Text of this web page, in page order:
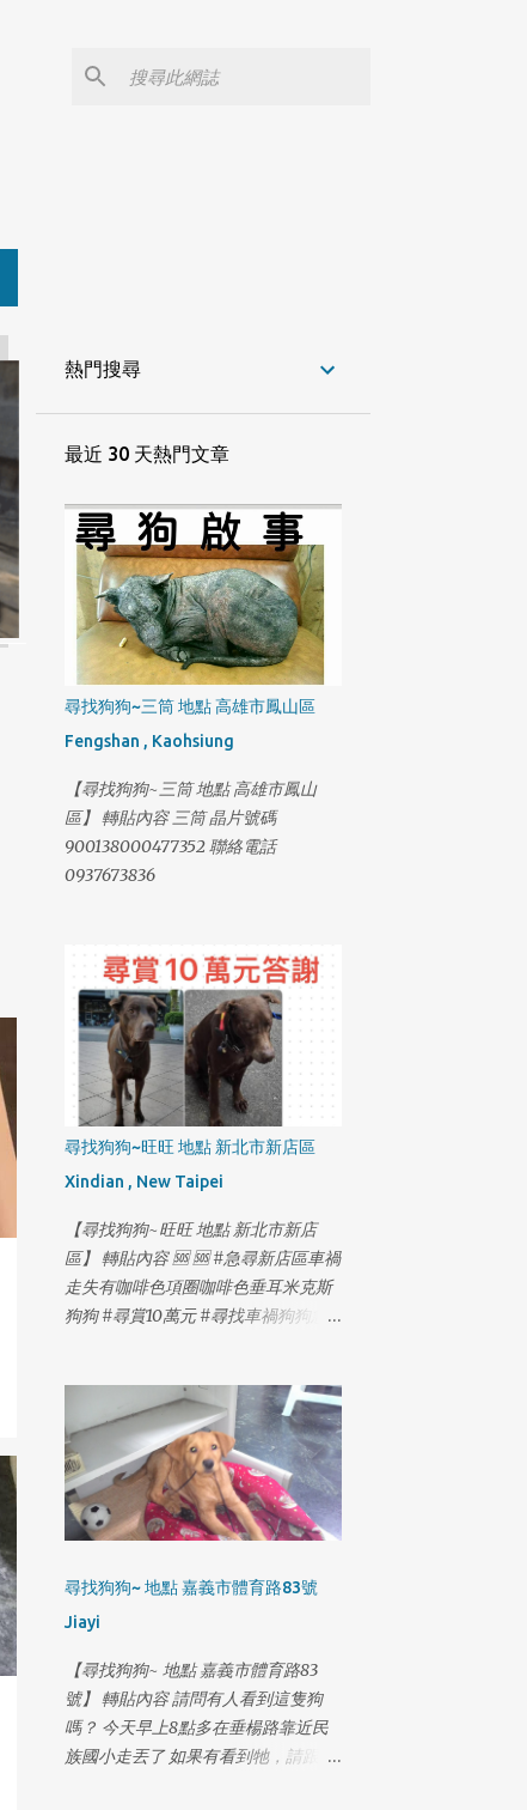
熱門搜尋
最近 30 天熱門文章
尋找狗狗~三筒 地點 高雄市鳳山區
Fengshan , Kaohsiung
【尋找狗狗~三筒 地點 高雄市鳳山
區】 轉貼內容 三筒 晶片號碼
900138000477352 聯絡電話
0937673836
尋找狗狗~旺旺 地點 新北市新店區
Xindian , New Taipei
【尋找狗狗~旺旺 地點 新北市新店
區】 轉貼內容 🆘 🆘 #急尋新店區車禍
走失有咖啡色項圈咖啡色垂耳米克斯
狗狗 #尋賞10萬元 #尋找車禍狗狗急
擊小狗事件 2月14日 20:55 木柵-木柵
路四段與木柵交流道/信義快T型路口
過馬路 很抱歉各位朋友 在解壓縮後確
認了 旺旺上了高速公路 又趕著去看行
車記錄器 2月14日在高速公路21公里
撞擊小狗事件 最害怕的事情 還是發生
了 證實了被撞的是旺旺 時間晚上8:21
分 行車記錄器 看見旺旺 一直急著找
回家的路 才上來高速公路 位置在 深
坑上匝道 國三南下往新店滙流交接處
旺旺要走過要到另一邊 車子無法來的
及反應 旺旺從車子前方撞上後 在車子
下方出來 滾了一圈靠著邊邊逆向走 我
尋找狗狗~ 地點 嘉義市體育路83號
Jiayi
【尋找狗狗~ 地點 嘉義市體育路83
號】 轉貼內容 請問有人看到這隻狗
嗎？ 今天早上8點多在垂楊路靠近民
族國小走丟了 如果有看到牠，請跟我